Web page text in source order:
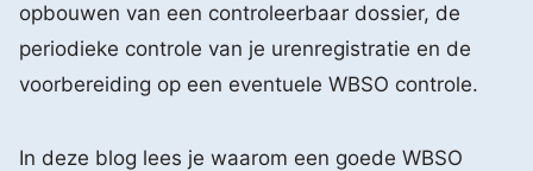
opbouwen van een controleerbaar dossier, de
periodieke controle van je urenregistratie en de
voorbereiding op een eventuele WBSO controle.
In deze blog lees je waarom een goede WBSO